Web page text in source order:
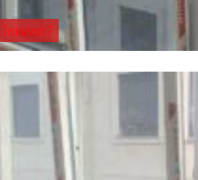
Temizlenir?